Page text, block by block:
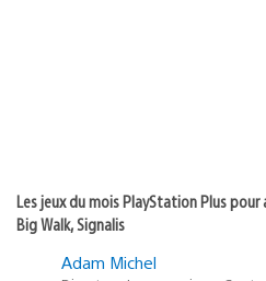
Les jeux du mois PlayStation Plus
Big Walk, Signalis
Adam Michel